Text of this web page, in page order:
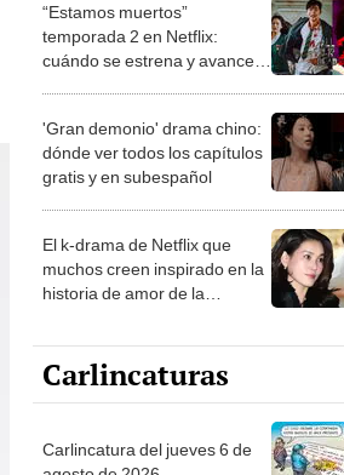
“Estamos muertos”
temporada 2 en Netflix:
cuándo se estrena y avances
'Gran demonio' drama chino:
dónde ver todos los capítulos
gratis y en subespañol
El k-drama de Netflix que
muchos creen inspirado en la
historia de amor de la
Carlincaturas
Carlincatura del jueves 6 de